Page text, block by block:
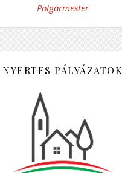
Polgármester
NYERTES PÁLYÁZATOK